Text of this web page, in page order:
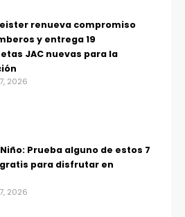
renueva compromiso
y entrega 19
JAC nuevas para la
2026
Prueba alguno de estos 7
para disfrutar en
2026